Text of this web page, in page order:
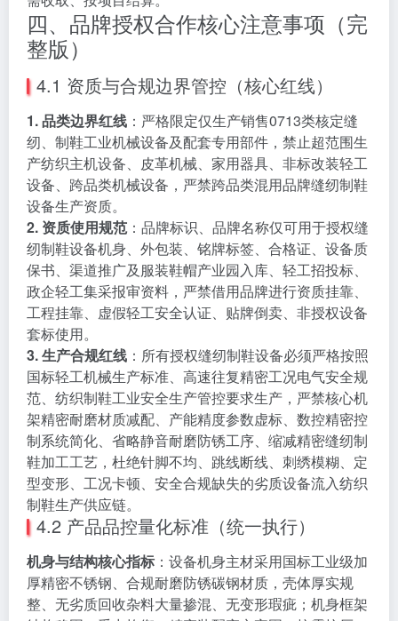
四、品牌授权合作核心注意事项（完
整版）
4.1 资质与合规边界管控（核心红线）
1. 品类边界红线 ：严格限定仅生产销售0713类核定缝
纫、制鞋工业机械设备及配套专用部件，禁止超范围生
产纺织主机设备、皮革机械、家用器具、非标改装轻工
设备、跨品类机械设备，严禁跨品类混用品牌缝纫制鞋
设备生产资质。
2. 资质使用规范 ：品牌标识、品牌名称仅可用于授权缝
纫制鞋设备机身、外包装、铭牌标签、合格证、设备质
保书、渠道推广及服装鞋帽产业园入库、轻工招投标、
政企轻工集采报审资料，严禁借用品牌进行资质挂靠、
工程挂靠、虚假轻工安全认证、贴牌倒卖、非授权设备
套标使用。
3. 生产合规红线 ：所有授权缝纫制鞋设备必须严格按照
国标轻工机械生产标准、高速往复精密工况电气安全规
范、纺织制鞋工业安全生产管控要求生产，严禁核心机
架精密耐磨材质减配、产能精度参数虚标、数控精密控
制系统简化、省略静音耐磨防锈工序、缩减精密缝纫制
鞋加工工艺，杜绝针脚不均、跳线断线、刺绣模糊、定
型变形、工况卡顿、安全合规缺失的劣质设备流入纺织
制鞋生产供应链。
4.2 产品品控量化标准（统一执行）
机身与结构核心指标 ：设备机身主材采用国标工业级加
厚精密不锈钢、合规耐磨防锈碳钢材质，壳体厚实规
整、无劣质回收杂料大量掺混、无变形瑕疵；机身框架